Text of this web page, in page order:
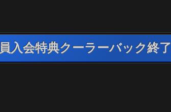
入会特典クーラーバック終了